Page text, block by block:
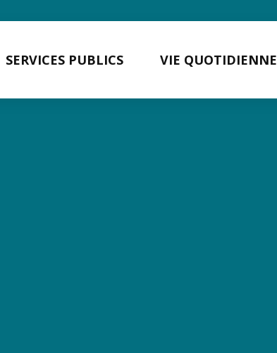
SERVICES PUBLICS VIE QUOTIDIENNE